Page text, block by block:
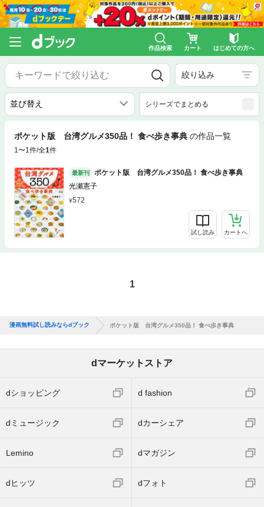
作品検索 カート はじめての方へ
絞り込み
シリーズでまとめる
ポケット版 台湾グルメ350品！ 食べ歩き事典 の作品一覧
1〜1件/全1件
最新刊
ポケット版 台湾グルメ350品！ 食べ歩き事典
光瀬憲子
572
試し読み カートへ
1
漫画無料試し読みならdブック ポケット版 台湾グルメ350品！ 食べ歩き事典
dマーケットストア
dショッピング d fashion
dミュージック dカーシェア
Lemino dマガジン
dヒッツ dフォト